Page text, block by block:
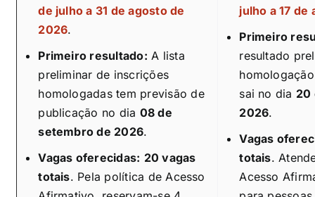
de julho a 31 de agosto de
2026.
Primeiro resultado: A lista
preliminar de inscrições
homologadas tem previsão de
publicação no dia 08 de
setembro de 2026.
Vagas oferecidas: 20 vagas
totais. Pela política de Acesso
julho a 17 de
Primeiro
resultado
sai no dia 20
2026.
Vagas
totais.
Acesso